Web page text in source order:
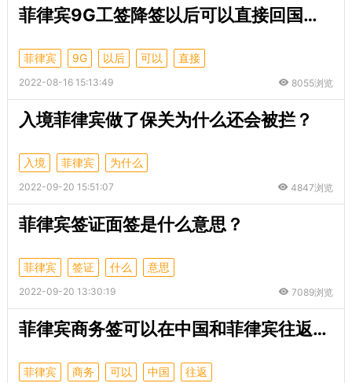
菲律宾9G工签降签以后可以直接回国了吗？
菲律宾 9G 以后 可以 直接
2022-08-16 15:13:49 8055浏览
入境菲律宾做了保关为什么还会被拦？
入境 菲律宾 为什么
2022-09-20 15:51:07 4847浏览
菲律宾签证面签是什么意思？
菲律宾 签证 什么 意思
2022-09-20 13:30:19 7089浏览
菲律宾商务签可以在中国和菲律宾往返吗（商务签中菲两国往返讲解）
菲律宾 商务 可以 中国 往返